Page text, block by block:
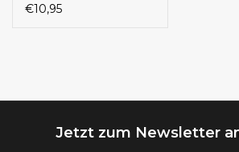
€10,95
Jetzt zum Newsletter